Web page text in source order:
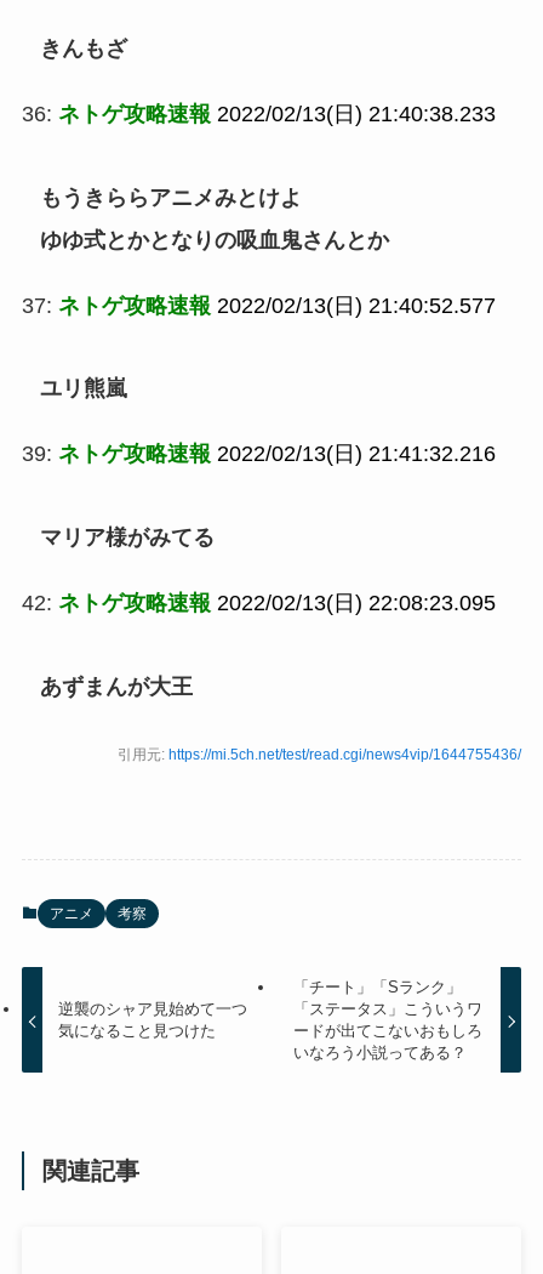
きんもざ
36: ネトゲ攻略速報 2022/02/13(日) 21:40:38.233
もうきららアニメみとけよ
ゆゆ式とかとなりの吸血鬼さんとか
37: ネトゲ攻略速報 2022/02/13(日) 21:40:52.577
ユリ熊嵐
39: ネトゲ攻略速報 2022/02/13(日) 21:41:32.216
マリア様がみてる
42: ネトゲ攻略速報 2022/02/13(日) 22:08:23.095
あずまんが大王
引用元: https://mi.5ch.net/test/read.cgi/news4vip/1644755436/
アニメ 考察
逆襲のシャア見始めて一つ
気になること見つけた
「チート」「Sランク」
「ステータス」こういうワ
ードが出てこないおもしろ
いなろう小説ってある？
関連記事